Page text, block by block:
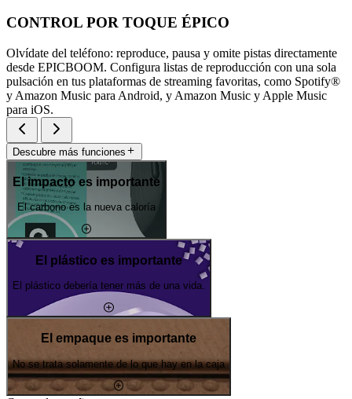
CONTROL POR TOQUE ÉPICO
Olvídate del teléfono: reproduce, pausa y omite pistas directamente
desde EPICBOOM. Configura listas de reproducción con una sola
pulsación en tus plataformas de streaming favoritas, como Spotify®
y Amazon Music para Android, y Amazon Music y Apple Music
para iOS.
Descubre más funciones
El impacto es importante
El carbono es la nueva caloría
El plástico es importante
El plástico debería tener más de una vida.
El empaque es importante
No se trata solamente de lo que hay en la caja